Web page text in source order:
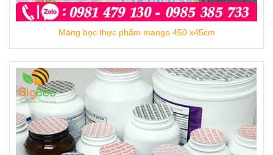
Màng bọc thực phẩm mango 450 x45cm